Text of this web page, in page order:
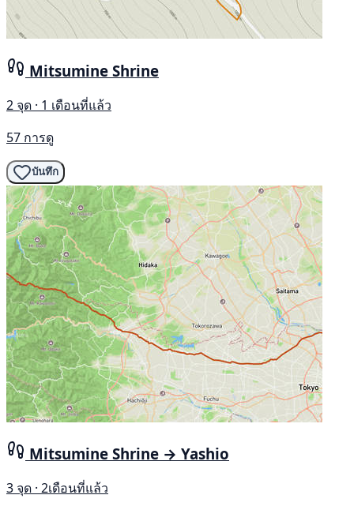
Mitsumine Shrine
2 จุด · 1 เดือนที่แล้ว
57 การดู
บันทึก
Mitsumine Shrine → Yashio
3 จุด · 2เดือนที่แล้ว